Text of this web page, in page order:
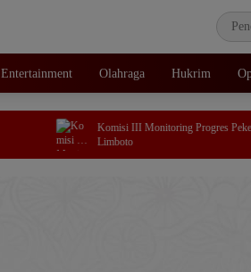
Entertainment Olahraga Hukrim
Komisi III Monitoring Progres Pekerjaan Terminal
Limboto